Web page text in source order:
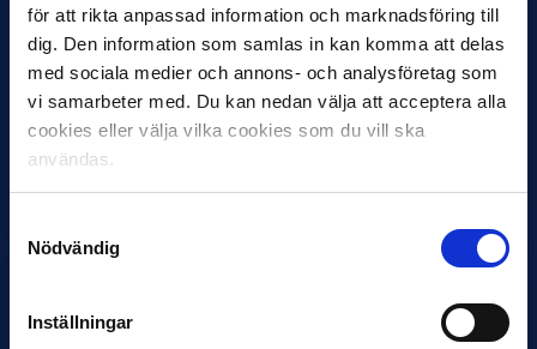
för att rikta anpassad information och marknadsföring till
dig. Den information som samlas in kan komma att delas
med sociala medier och annons- och analysföretag som
vi samarbeter med. Du kan nedan välja att acceptera alla
cookies eller välja vilka cookies som du vill ska
användas.
Nödvändig
Inställningar
30 JUNI
Helstrup ny tränare i Malmö FF
Inleder mot…